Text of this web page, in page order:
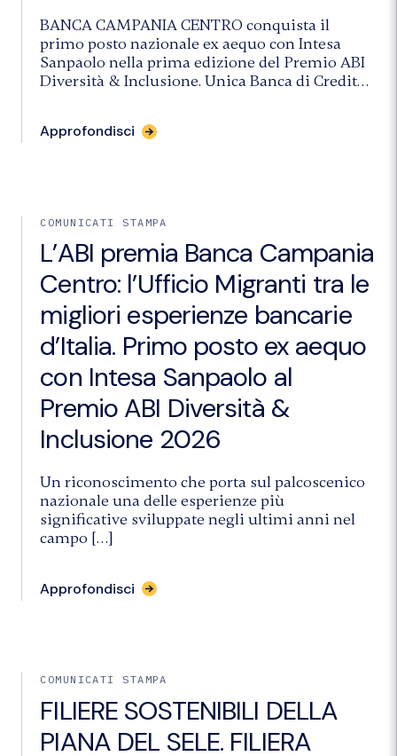
BANCA CAMPANIA CENTRO conquista il
primo posto nazionale ex aequo con Intesa
Sanpaolo nella prima edizione del Premio ABI
Diversità & Inclusione. Unica Banca di Credito
Approfondisci
COMUNICATI STAMPA
L’ABI premia Banca Campania
Centro: l’Ufficio Migranti tra le
migliori esperienze bancarie
d’Italia. Primo posto ex aequo
con Intesa Sanpaolo al
Premio ABI Diversità &
Inclusione 2026
Un riconoscimento che porta sul palcoscenico
nazionale una delle esperienze più
significative sviluppate negli ultimi anni nel
campo […]
Approfondisci
COMUNICATI STAMPA
FILIERE SOSTENIBILI DELLA
PIANA DEL SELE. FILIERA